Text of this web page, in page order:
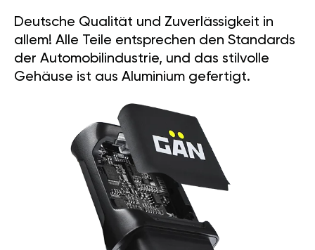
Deutsche Qualität und Zuverlässigkeit in
allem! Alle Teile entsprechen den Standards
der Automobilindustrie, und das stilvolle
Gehäuse ist aus Aluminium gefertigt.